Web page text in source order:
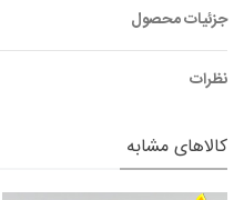
جزئیات محصول
نظرات
کالاهای مشابه